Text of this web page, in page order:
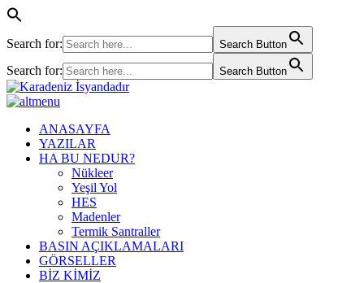
Search for: Search Button
Search for: Search Button
ANASAYFA
YAZILAR
HA BU NEDUR?
Nükleer
Yeşil Yol
HES
Madenler
Termik Santraller
BASIN AÇIKLAMALARI
GÖRSELLER
BİZ KİMİZ